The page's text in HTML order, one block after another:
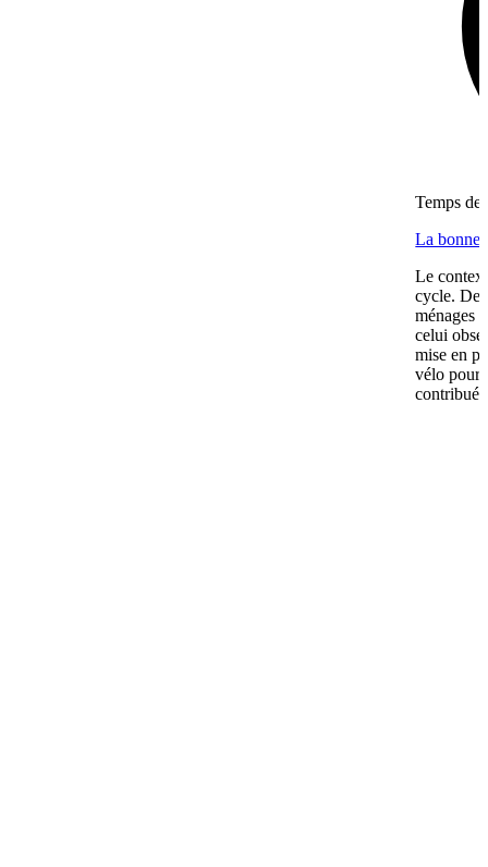
Temps de
La bonne
Le
cycle.
ménages
celui
mise en
vélo pour
contribué.